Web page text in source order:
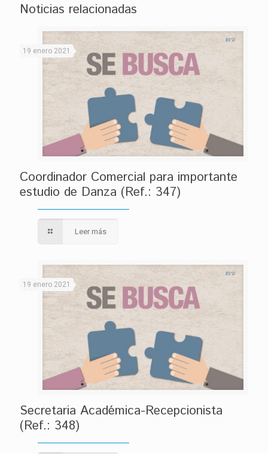
Noticias relacionadas
19 enero 2021
Coordinador Comercial para importante
estudio de Danza (Ref.: 347)
Leer más
19 enero 2021
Secretaria Académica-Recepcionista
(Ref.: 348)